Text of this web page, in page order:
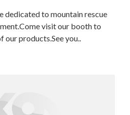
dedicated to mountain rescue
visit our booth to
our products.See you..